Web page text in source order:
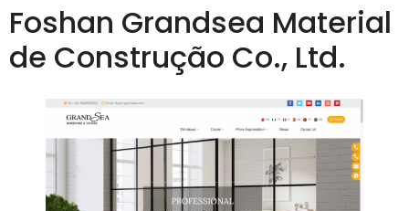
Foshan Grandsea Material
de Construção Co., Ltd.